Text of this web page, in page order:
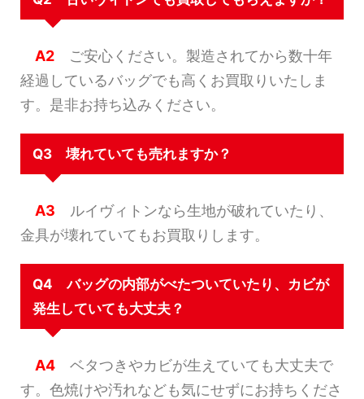
A2 ご安心ください。製造されてから数十年
経過しているバッグでも高くお買取りいたしま
す。是非お持ち込みください。
Q3 壊れていても売れますか？
A3 ルイヴィトンなら生地が破れていたり、
金具が壊れていてもお買取りします。
Q4 バッグの内部がべたついていたり、カビが
発生していても大丈夫？
A4 ベタつきやカビが生えていても大丈夫で
す。色焼けや汚れなども気にせずにお持ちくださ